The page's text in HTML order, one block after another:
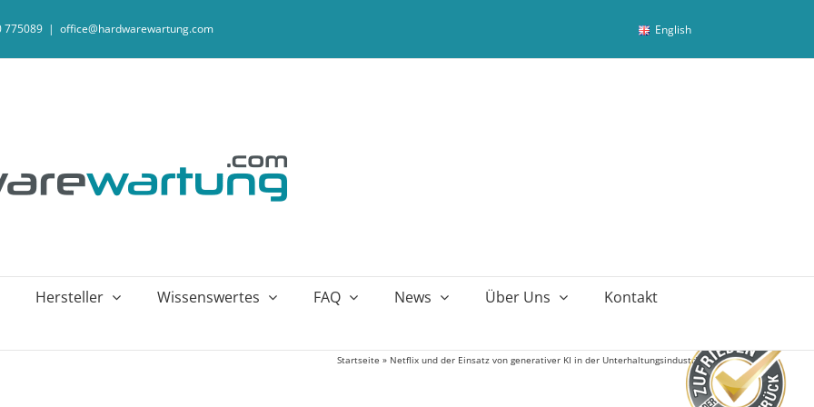
775089 | office@hardwarewartung.com English
Hersteller Wissenswertes FAQ News Über Uns Kontakt
Startseite » Netflix und der Einsatz von generativer KI in der Unterhaltungsindustrie